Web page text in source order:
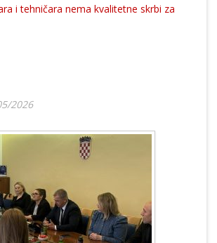
i tehničara nema kvalitetne skrbi za
2026